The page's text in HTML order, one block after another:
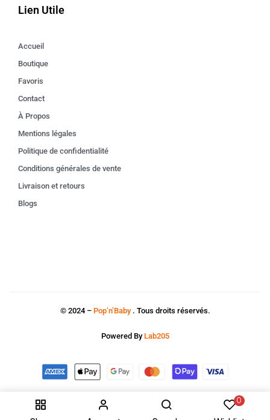
0
Lien Utile
Accueil
Boutique
Favoris
Contact
À Propos
Mentions légales
Politique de confidentialité
Conditions générales de vente
Livraison et retours
Blogs
© 2024 – Pop’n’Baby. Tous droits réservés.
Powered By Lab205